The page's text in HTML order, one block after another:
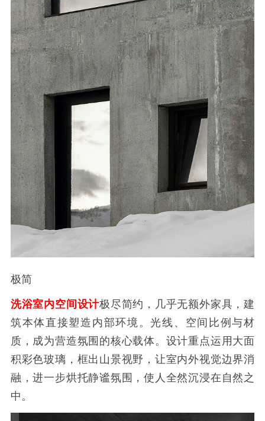
极简
洗浴室内空间设计极尽简约，几乎无额外家具，建
筑本体直接塑造内部环境。光线、空间比例与材
质，成为营造氛围的核心载体。设计重点运用大面
积彩色玻璃，框出山景视野，让室内外视觉边界消
融，进一步烘托静谧氛围，使人全然沉浸在自然之
中。